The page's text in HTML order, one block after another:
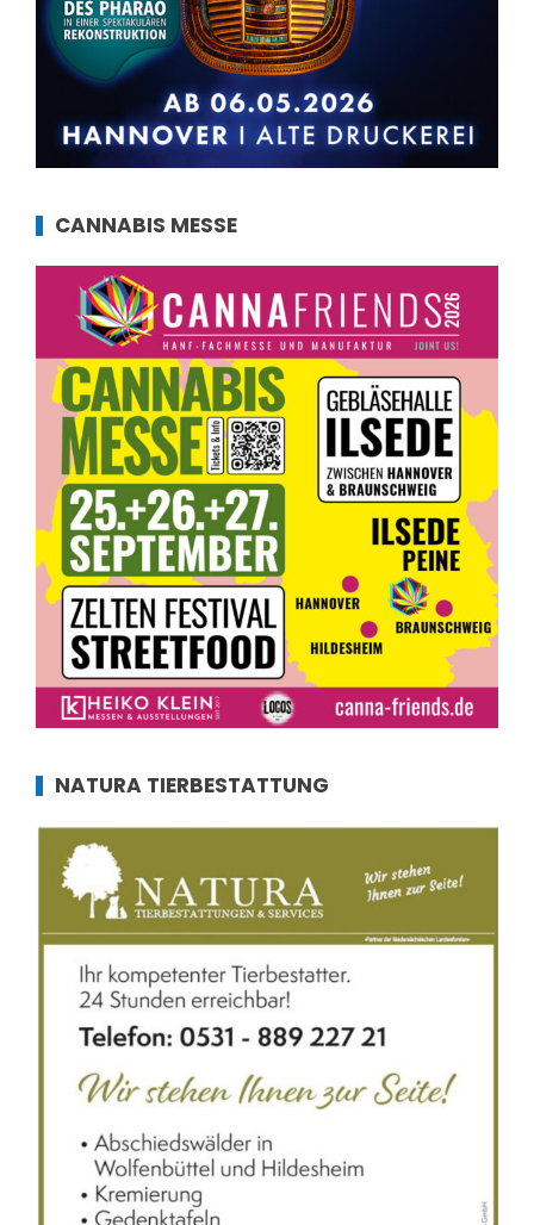
CANNABIS MESSE
NATURA TIERBESTATTUNG